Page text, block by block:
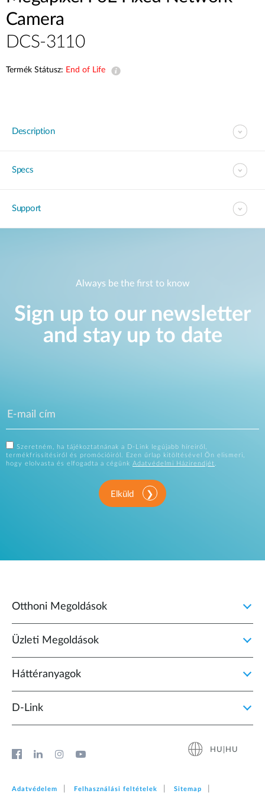
Camera
DCS-3110
Termék Státusz: End of Life
Description
Specs
Support
Always be the first to know
Sign up to our newsletter
and stay up to date
Szeretném, ha tájékoztatnának a D-Link legújabb híreiről,
termékfrissítésiről és promócióiról. Ezen űrlap kitöltésével Ön elismeri,
hogy elolvasta és elfogadta a cégünk Adatvédelmi Házirendjét.
Elküld
Otthoni Megoldások
Üzleti Megoldások
Háttéranyagok
D‑Link
HU|HU
Adatvédelem Felhasználási feltételek Sitemap